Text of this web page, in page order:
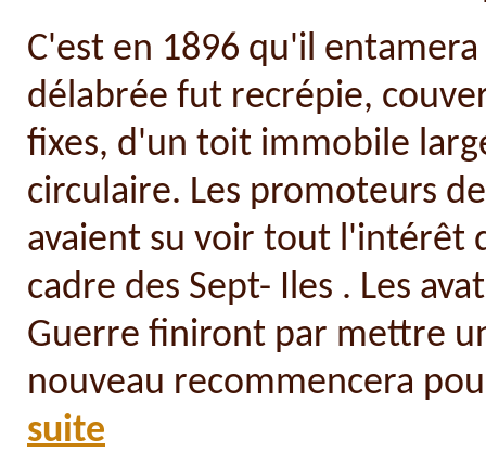
C'est en 1896 qu'il
délabrée fut recrépie,
fixes, d'un toit immobile
circulaire. Les promoteurs
avaient su voir tout l'intérêt
cadre des Sept- Iles . Les
Guerre finiront par mettre
nouveau recommencera
suite